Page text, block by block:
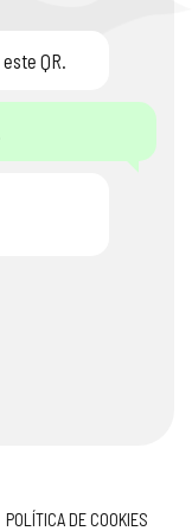
este QR.
POLÍTICA DE COOKIES